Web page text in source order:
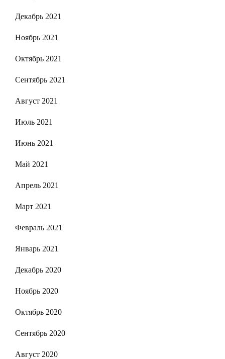
Декабрь 2021
Ноябрь 2021
Октябрь 2021
Сентябрь 2021
Август 2021
Июль 2021
Июнь 2021
Май 2021
Апрель 2021
Март 2021
Февраль 2021
Январь 2021
Декабрь 2020
Ноябрь 2020
Октябрь 2020
Сентябрь 2020
Август 2020